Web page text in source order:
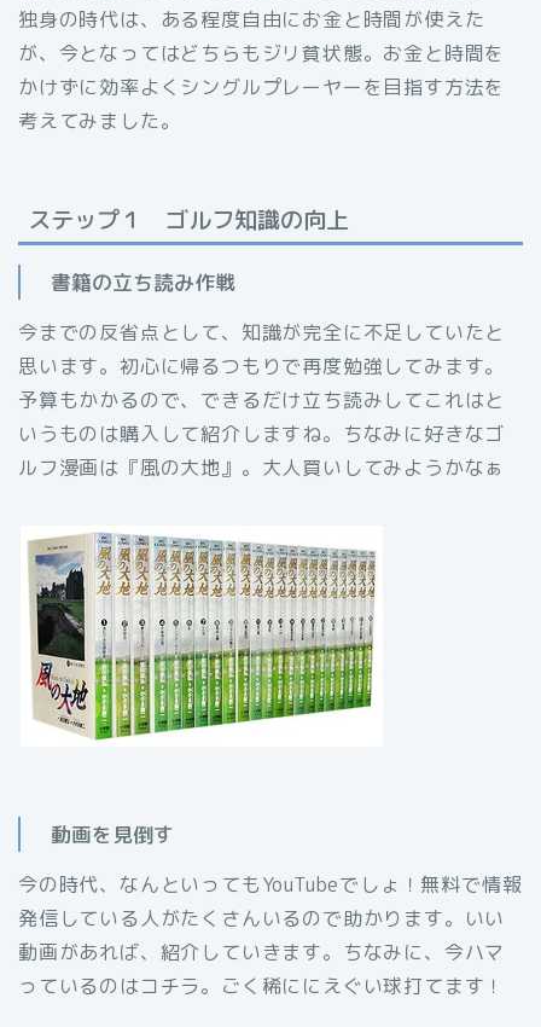
独身の時代は、ある程度自由にお金と時間が使えた
が、今となってはどちらもジリ貧状態。お金と時間を
かけずに効率よくシングルプレーヤーを目指す方法を
考えてみました。
ステップ１ ゴルフ知識の向上
書籍の立ち読み作戦
今までの反省点として、知識が完全に不足していたと
思います。初心に帰るつもりで再度勉強してみます。
予算もかかるので、できるだけ立ち読みしてこれはと
いうものは購入して紹介しますね。ちなみに好きなゴ
ルフ漫画は『風の大地』。大人買いしてみようかなぁ
動画を見倒す
今の時代、なんといってもYouTubeでしょ！無料で情報
発信している人がたくさんいるので助かります。いい
動画があれば、紹介していきます。ちなみに、今ハマ
っているのはコチラ。ごく稀ににえぐい球打てます！